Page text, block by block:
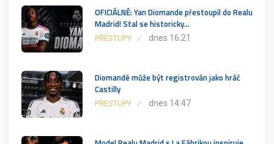
OFICIÁLNĚ: Yan Diomande přestoupil do Realu
Madrid! Stal se historicky…
PŘESTUPY dnes 16:21
Diomandé může být registrován jako hráč
Castilly
PŘESTUPY dnes 14:47